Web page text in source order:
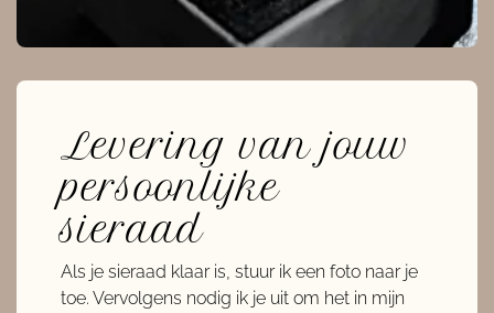
Levering van jouw
persoonlijke
sieraad
Als je sieraad klaar is, stuur ik een foto naar je
toe. Vervolgens nodig ik je uit om het in mijn